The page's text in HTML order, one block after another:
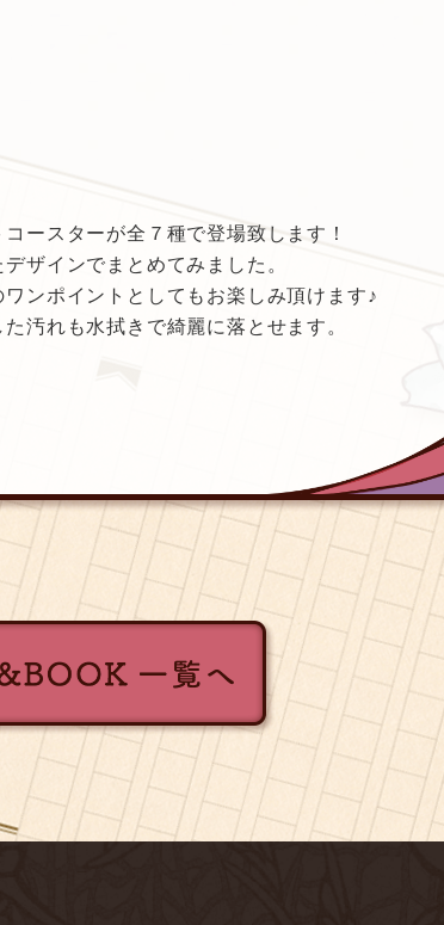
ースターが全７種で登場致します！
ザインでまとめてみました。
ンポイントとしてもお楽しみ頂けます♪
汚れも水拭きで綺麗に落とせます。